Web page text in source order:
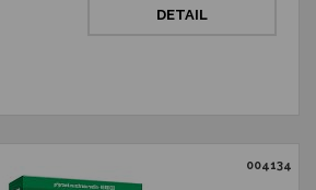
DETAIL
004134